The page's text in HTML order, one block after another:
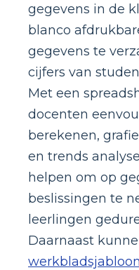
gegevens in de
blanco
gegevens te
cijfers van
Met een
docenten
berekenen,
en trends
helpen om op
beslissingen te
leerlingen
Daarnaast
werkbladsjabloon